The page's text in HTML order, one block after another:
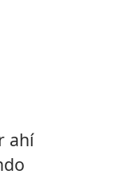
ahí